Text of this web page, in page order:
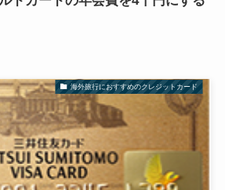
海外旅行におすすめのクレジットカード